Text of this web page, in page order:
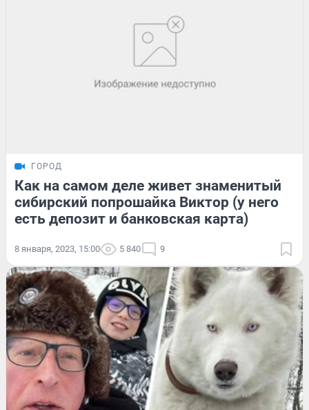
ГОРОД
Как на самом деле живет знаменитый
сибирский попрошайка Виктор (у него
есть депозит и банковская карта)
8 января, 2023, 15:00 5 840 9